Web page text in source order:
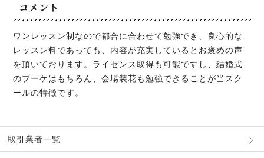
コメント
ワンレッスン制なので都合に合わせて勉強でき、良心的な
レッスン料であっても、内容が充実しているとお褒めの声
を頂いております。ライセンス取得も可能ですし、結婚式
のブーケはもちろん、会場装花も勉強できることが当スク
ールの特徴です。
取引業者一覧